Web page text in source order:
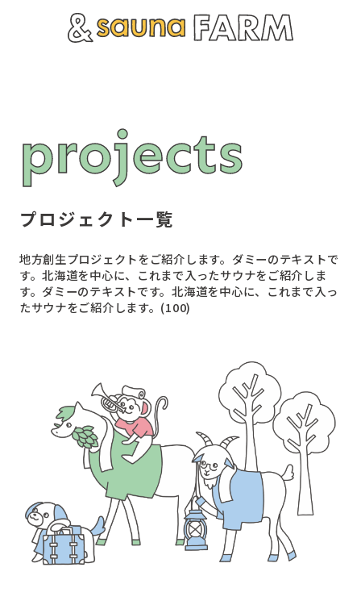
projects
プロジェクト一覧
地方創生プロジェクトをご紹介します。ダミーのテキストで
す。北海道を中心に、これまで入ったサウナをご紹介しま
す。ダミーのテキストです。北海道を中心に、これまで入っ
たサウナをご紹介します。(100)